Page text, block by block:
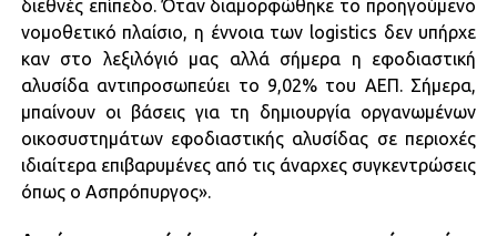
διεθνές επίπεδο. Όταν διαμορφώθηκε το προηγούμενο
νομοθετικό πλαίσιο, η έννοια των logistics δεν υπήρχε
καν στο λεξιλόγιό μας αλλά σήμερα η εφοδιαστική
αλυσίδα αντιπροσωπεύει το 9,02% του ΑΕΠ. Σήμερα,
μπαίνουν οι βάσεις για τη δημιουργία οργανωμένων
οικοσυστημάτων εφοδιαστικής αλυσίδας σε περιοχές
ιδιαίτερα επιβαρυμένες από τις άναρχες συγκεντρώσεις
όπως ο Ασπρόπυργος».